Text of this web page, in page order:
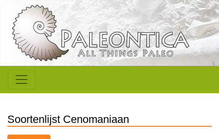
Soortenlijst Cenomaniaan